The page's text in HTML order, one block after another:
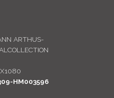
ARTHUS-
HM003596